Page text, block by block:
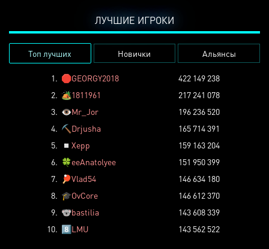
ЛУЧШИЕ ИГРОКИ
Топ лучших Новички Альянсы
1. 🛑GEORGY2018
422 149 238
2. 🏕️1811961
217 241 078
3. 👁️Mr_Jor
196 236 520
4. ⛏️ Drjusha
165 714 391
5.
◽ Xepp
159 163 204
6. 🍀eeAnatolyee
151 950 399
7.
🏓Vlad54
146 634 180
8. 🎓OvCore
146 612 370
9. 🐨bastilia
143 608 339
10. 8️⃣LMU 143 562 522